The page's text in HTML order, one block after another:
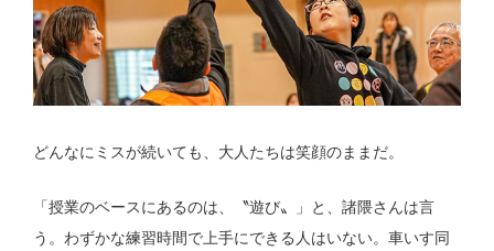
どんなにミスが続いても、大人たちは笑顔のままだ。
「授業のベースにあるのは、〝遊び〟」と、諸隈さんは言
う。わずかな練習時間で上手にできる人はいない。車いす同